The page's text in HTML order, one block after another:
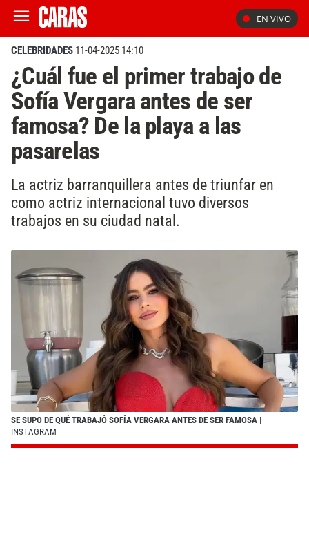
EN VIVO
CELEBRIDADES 11-04-2025 14:10
¿Cuál fue el primer trabajo de
Sofía Vergara antes de ser
famosa? De la playa a las
pasarelas
La actriz barranquillera antes de triunfar en
como actriz internacional tuvo diversos
trabajos en su ciudad natal.
SE SUPO DE QUÉ TRABAJÓ SOFÍA VERGARA ANTES DE SER FAMOSA |
INSTAGRAM